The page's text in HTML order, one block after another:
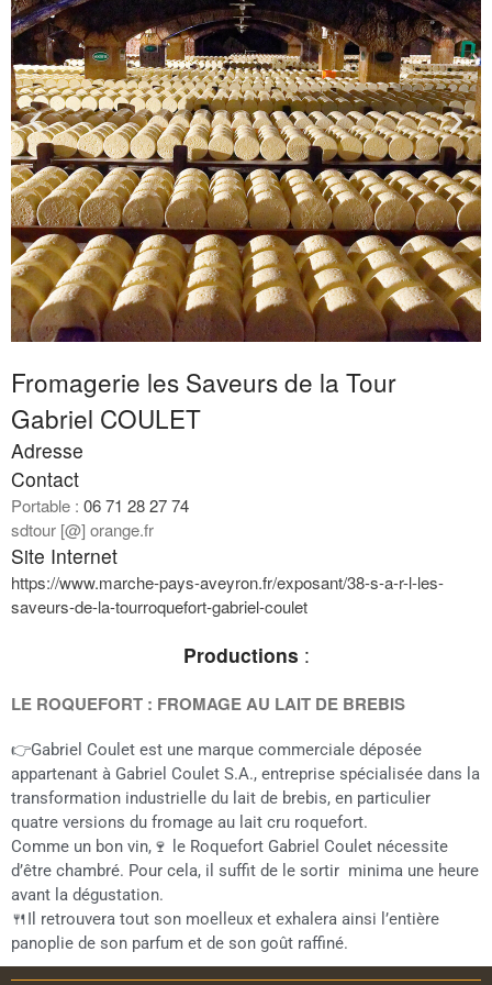
Commentaires
récents
Aucun commentaire à afficher.
Fromagerie les Saveurs de la Tour
Gabriel COULET
Adresse
Contact
Portable : 06 71 28 27 74
sdtour [@] orange.fr
Site Internet
https://www.marche-pays-aveyron.fr/exposant/38-s-a-r-l-les-
saveurs-de-la-tourroquefort-gabriel-coulet
Productions :
LE ROQUEFORT : FROMAGE AU LAIT DE BREBIS
👉Gabriel Coulet est une marque commerciale déposée
appartenant à Gabriel Coulet S.A., entreprise spécialisée dans la
transformation industrielle du lait de brebis, en particulier
quatre versions du fromage au lait cru roquefort.
Comme un bon vin,🍷 le Roquefort Gabriel Coulet nécessite
d’être chambré. Pour cela, il suffit de le sortir minima une heure
avant la dégustation.
🍴Il retrouvera tout son moelleux et exhalera ainsi l’entière
panoplie de son parfum et de son goût raffiné.